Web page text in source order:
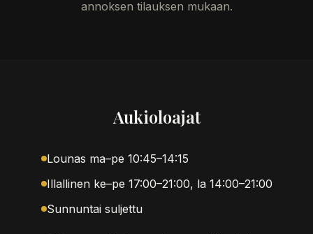
annoksen tilauksen mukaan.
Aukioloajat
Lounas ma–pe 10:45–14:15
Illallinen ke–pe 17:00–21:00, la 14:00–21:00
Sunnuntai suljettu